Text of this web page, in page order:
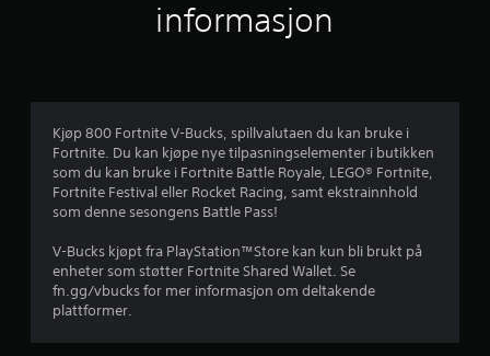
i
g
v
r
e
informasjon
Kjøp 800 Fortnite V-Bucks, spillvalutaen du kan bruke i
Fortnite. Du kan kjøpe nye tilpasningselementer i butikken
som du kan bruke i Fortnite Battle Royale, LEGO® Fortnite,
Fortnite Festival eller Rocket Racing, samt ekstrainnhold
som denne sesongens Battle Pass!
V-Bucks kjøpt fra PlayStation™Store kan kun bli brukt på
enheter som støtter Fortnite Shared Wallet. Se
fn.gg/vbucks for mer informasjon om deltakende
plattformer.